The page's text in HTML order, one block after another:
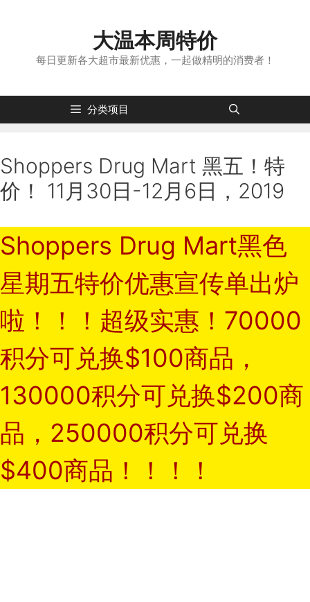
大温本周特价
每日更新各大超市最新优惠，一起做精明的消费者！
分类项目
Shoppers Drug Mart 黑五！特
价！ 11月30日-12月6日，2019
Shoppers Drug Mart黑色
星期五特价优惠宣传单出炉
啦！！！超级实惠！70000
积分可兑换$100商品，
130000积分可兑换$200商
品，250000积分可兑换
$400商品！！！！